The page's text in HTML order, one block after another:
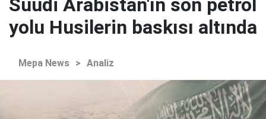
yolu Husilerin baskısı altında
Mepa News > Analiz